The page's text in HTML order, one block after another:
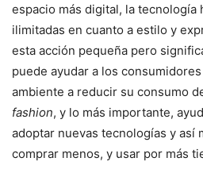
espacio más digital, la tecnología
ilimitadas en cuanto a estilo y
esta acción pequeña pero
puede ayudar a los
ambiente a reducir su consumo
fashion, y lo más importante,
adoptar nuevas tecnologías y así
comprar menos, y usar por más